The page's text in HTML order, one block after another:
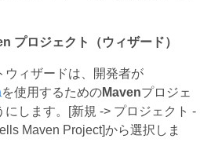
プロジェクト（ウィザード）
ウィザードは、開発者が
を使用するためのMavenプロジェ
にします。[新規 -> プロジェクト -
Maven Project]から選択しま